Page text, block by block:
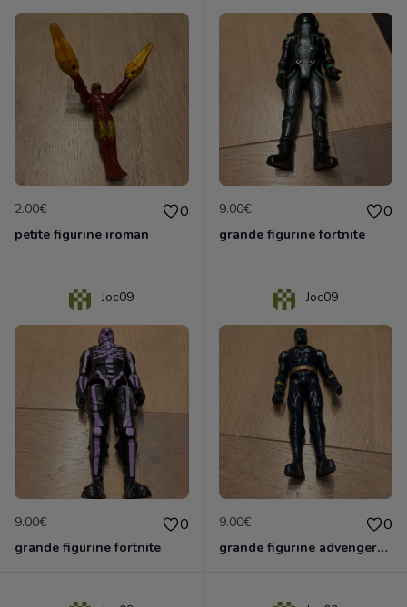
2.00€ 0
petite figurine iroman
9.00€ 0
grande figurine fortnite
Joc09
9.00€ 0
grande figurine fortnite
Joc09
9.00€ 0
grande figurine advengers panthère